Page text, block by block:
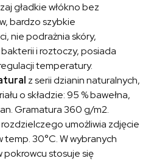
gładkie włókno bez
bardzo szybkie
nie podrażnia skóry,
i roztoczy, posiada
temperatury.
z serii dzianin naturalnych,
o składzie: 95 % bawełna,
Gramatura 360 g/m2.
umożliwia zdjęcie
temp. 30°C. W wybranych
stosuje się